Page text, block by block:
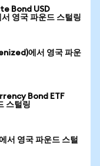
Bond USD
영국 파운드 스털링
에서 영국 파운
Bond ETF
스털링
영국 파운드 스털